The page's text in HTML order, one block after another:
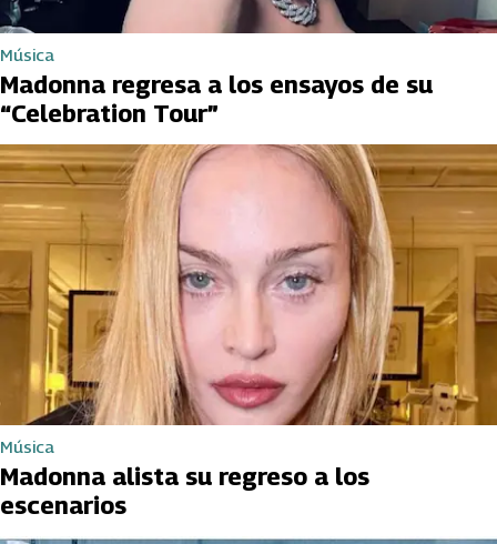
Música
Madonna regresa a los ensayos de su
“Celebration Tour”
Música
Madonna alista su regreso a los
escenarios